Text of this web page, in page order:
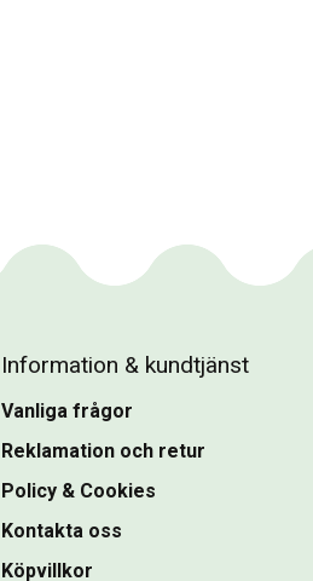
Information & kundtjänst
Vanliga frågor
Reklamation och retur
Policy & Cookies
Kontakta oss
Köpvillkor